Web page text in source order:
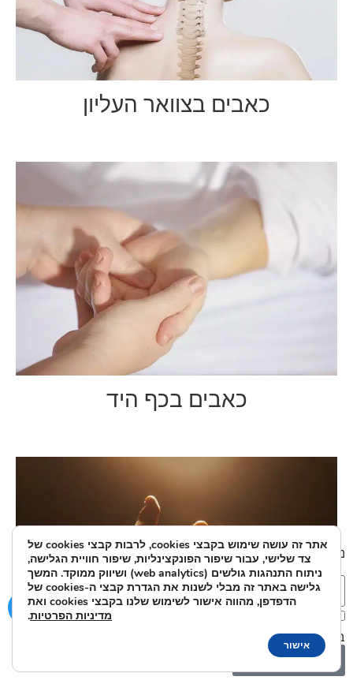
כאבים בצוואר העליון
כאבים בכף היד
נשמח לענות על כל שאלה או בקשה:
אני מאשר/ת את מסירת הפרטים מרצוני החופשי והשימוש
בהם כדי ליצור איתי קשר ואת
שלח
אתר זה עושה שימוש בקבצי cookies, לרבות קבצי cookies של
צד שלישי, עבור שיפור הפונקצינליות, שיפור חוויית הגלישה,
ניתוח התנהגות גולשים (web analytics) ושיווק ממוקד. המשך
גלישה באתר זה מבלי לשנות את הגדרת קבצי ה-cookies של
הדפדפן, מהווה אישור לשימוש שלנו בקבצי cookies ואת
מדיניות הפרטיות.
אישור